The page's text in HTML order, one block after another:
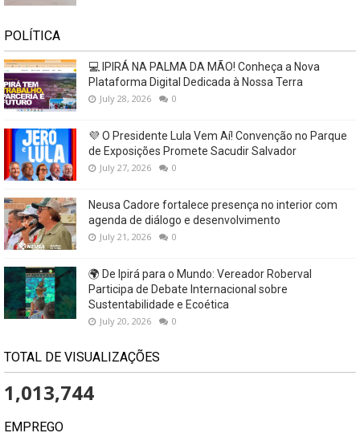
POLÍTICA
💻 IPIRÁ NA PALMA DA MÃO! Conheça a Nova
Plataforma Digital Dedicada à Nossa Terra
July 28, 2026 0
💜 O Presidente Lula Vem Aí! Convenção no Parque
de Exposições Promete Sacudir Salvador
July 27, 2026 0
Neusa Cadore fortalece presença no interior com
agenda de diálogo e desenvolvimento
July 21, 2026 0
🌍 De Ipirá para o Mundo: Vereador Roberval
Participa de Debate Internacional sobre
Sustentabilidade e Ecoética
July 20, 2026 0
TOTAL DE VISUALIZAÇÕES
1,013,744
EMPREGO